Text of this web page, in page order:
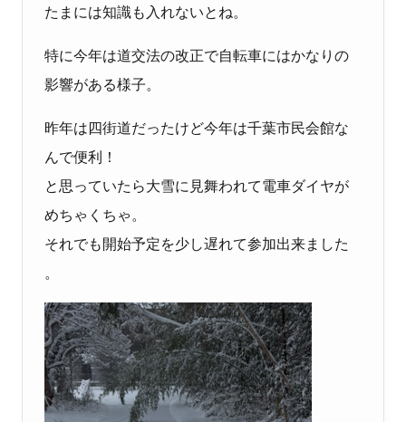
たまには知識も入れないとね。
特に今年は道交法の改正で自転車にはかなりの
影響がある様子。
昨年は四街道だったけど今年は千葉市民会館な
んで便利！
と思っていたら大雪に見舞われて電車ダイヤが
めちゃくちゃ。
それでも開始予定を少し遅れて参加出来ました
。